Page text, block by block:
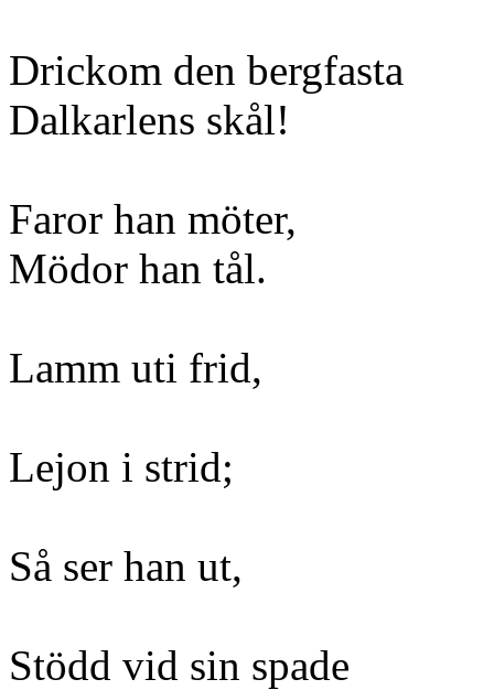
Drickom den bergfasta
Dalkarlens skål!
Faror han möter,
Mödor han tål.
Lamm uti frid,
Lejon i strid;
Så ser han ut,
Stödd vid sin spade